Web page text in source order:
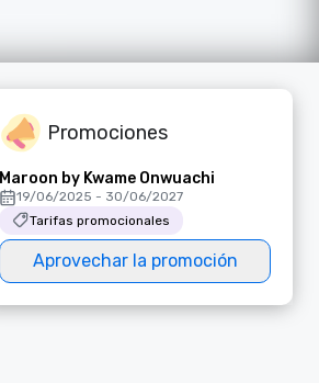
Promociones
Maroon by Kwame Onwuachi
19/06/2025 - 30/06/2027
Tarifas promocionales
Aprovechar la promoción